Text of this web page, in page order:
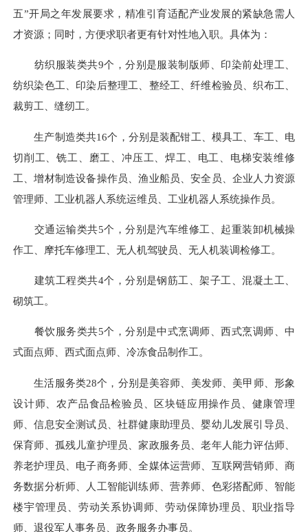
五”开局之年发展要求，精准引育适配产业发展的紧缺急需人
才资源；同时，方便求职者更有针对性地入职。具体为：
纺织服装类共9个，分别是服装制版师、印染前处理工、
纺织染色工、印染后整理工、整经工、纤维检验员、织布工、
裁剪工、缝纫工。
生产制造类共16个，分别是装配钳工、模具工、车工、电
切削工、铣工、磨工、冲压工、焊工、电工、电梯安装维修
工、增材制造设备操作员、渔业船员、安全员、企业人力资源
管理师、工业机器人系统运维员、工业机器人系统操作员。
交通运输类共5个，分别是汽车维修工、起重装卸机械操
作工、摩托车修理工、无人机驾驶员、无人机装调检修工。
建筑工程类共4个，分别是钢筋工、架子工、混凝土工、
砌筑工。
餐饮服务类共5个，分别是中式烹调师、西式烹调师、中
式面点师、西式面点师、冷冻食品制作工。
生活服务类28个，分别是美容师、美发师、美甲师、形象
设计师、农产品食品检验员、区块链应用操作员、健康管理
师、信息安全测试员、社群健康助理员、婴幼儿发展引导员、
保育师、孤残儿童护理员、家政服务员、老年人能力评估师、
养老护理员、电子商务师、全媒体运营师、互联网营销师、商
务数据分析师、人工智能训练师、营养师、色彩搭配师、智能
楼宇管理员、劳动关系协调师、劳动保障协理员、职业指导
师、退役军人事务员、政务服务办事员。